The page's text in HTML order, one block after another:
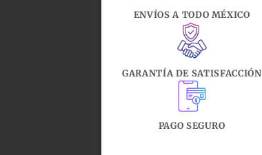
ENVÍOS A TODO MÉXICO
GARANTÍA DE SATISFACCIÓN
PAGO SEGURO